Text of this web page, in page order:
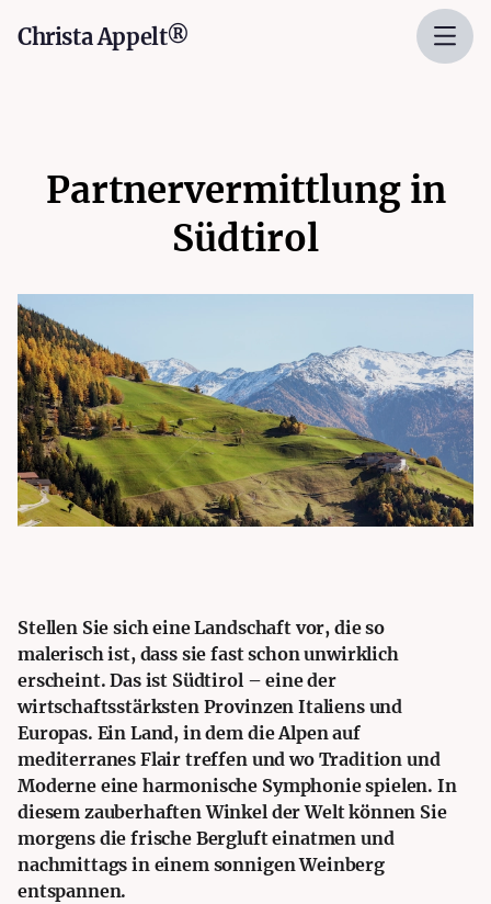
Christa Appelt®
Partnervermittlung in
Südtirol
Stellen Sie sich eine Landschaft vor, die so
malerisch ist, dass sie fast schon unwirklich
erscheint. Das ist Südtirol – eine der
wirtschaftsstärksten Provinzen Italiens und
Europas. Ein Land, in dem die Alpen auf
mediterranes Flair treffen und wo Tradition und
Moderne eine harmonische Symphonie spielen. In
diesem zauberhaften Winkel der Welt können Sie
morgens die frische Bergluft einatmen und
nachmittags in einem sonnigen Weinberg
entspannen.